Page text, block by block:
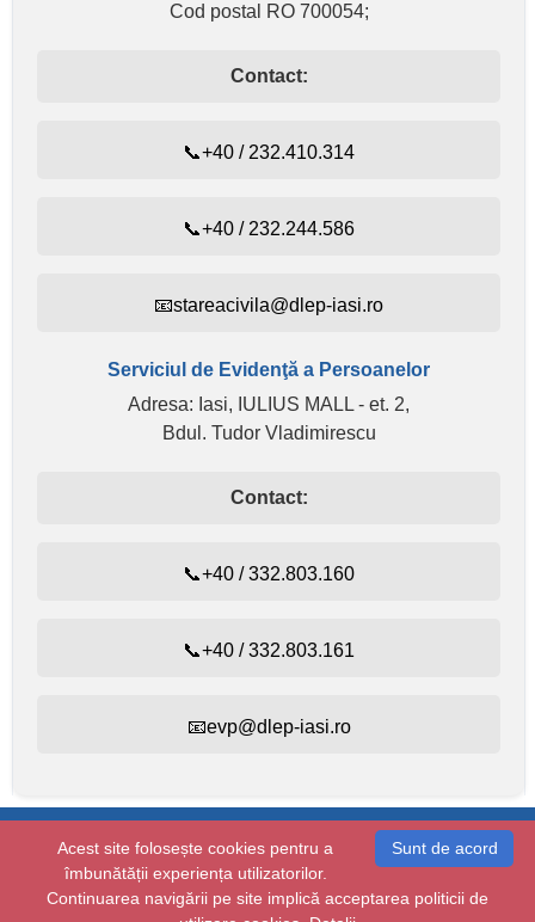
Cod postal RO 700054;
Contact:
📞+40 / 232.410.314
📞+40 / 232.244.586
📧stareacivila@dlep-iasi.ro
Serviciul de Evidenţă a Persoanelor
Adresa: Iasi, IULIUS MALL - et. 2,
Bdul. Tudor Vladimirescu
Contact:
📞+40 / 332.803.160
📞+40 / 332.803.161
📧evp@dlep-iasi.ro
+40 / 332.803.160
Starea civilă:
+40 / 232.410.314
Copyright © 2026 dlep-iasi.ro
Toate drepturile rezervate.
Sunt de acord
Acest site folosește cookies pentru a
îmbunătății experiența utilizatorilor.
Continuarea navigării pe site implică acceptarea politicii de